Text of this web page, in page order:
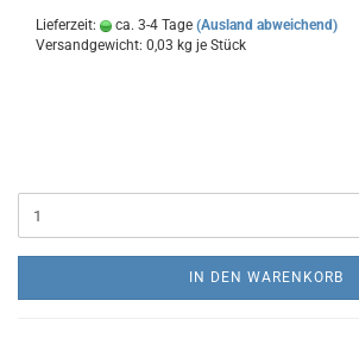
Lieferzeit: ca. 3-4 Tage (Ausland abweichend)
Versandgewicht: 0,03 kg je Stück
IN DEN WARENKORB